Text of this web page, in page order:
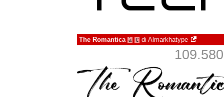
The Romantica à € di Almarkhatype